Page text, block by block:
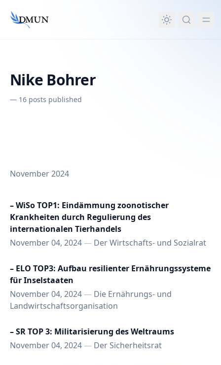
content
Nike Bohrer
— 16 posts published
November 2024
– WiSo TOP1: Eindämmung zoonotischer
Krankheiten durch Regulierung des
internationalen Tierhandels
November 04, 2024— Der Wirtschafts- und Sozialrat
– ELO TOP3: Aufbau resilienter Ernährungssysteme
für Inselstaaten
November 04, 2024— Die Ernährungs- und
Landwirtschaftsorganisation
– SR TOP 3: Militarisierung des Weltraums
November 04, 2024— Der Sicherheitsrat